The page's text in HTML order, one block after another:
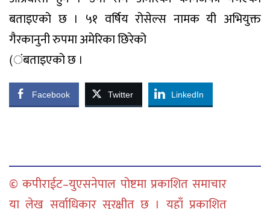
बताइएको छ । ५१ वर्षिय रोसेल्स नामक यी अभियुक्त
गैरकानुनी रुपमा अमेरिका छिरेको
(ंबताइएको छ ।
Facebook Twitter LinkedIn
© कपीराईट–युएसनेपाल पोष्टमा प्रकाशित समाचार